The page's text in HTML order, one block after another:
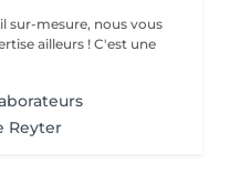
sur-mesure, nous vous
ailleurs ! C'est une
Reyter